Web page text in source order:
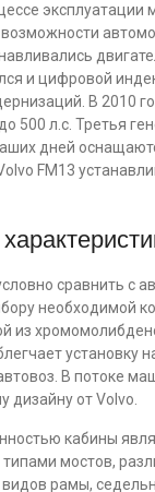
и цифровой
В 2010
500 л.с. Третья
дней
FM13
сравнить с
необходимой
из
установку
В потоке
дизайну от Volvo.
кабины
мостов,
рамы,